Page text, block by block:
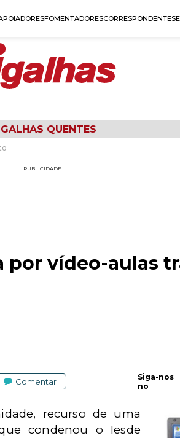
FOMENTADORESCORRESPONDENTES
QUENTES
PUBLICIDADE
por vídeo-aulas
Comentar
Siga-nos
no
recurso de uma
condenou o Iesde